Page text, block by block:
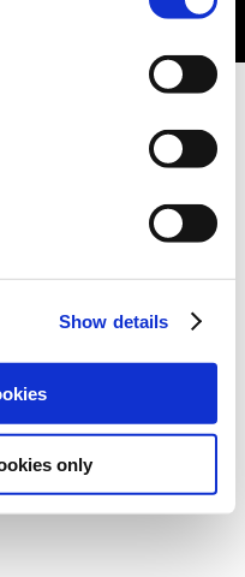
Show details
only